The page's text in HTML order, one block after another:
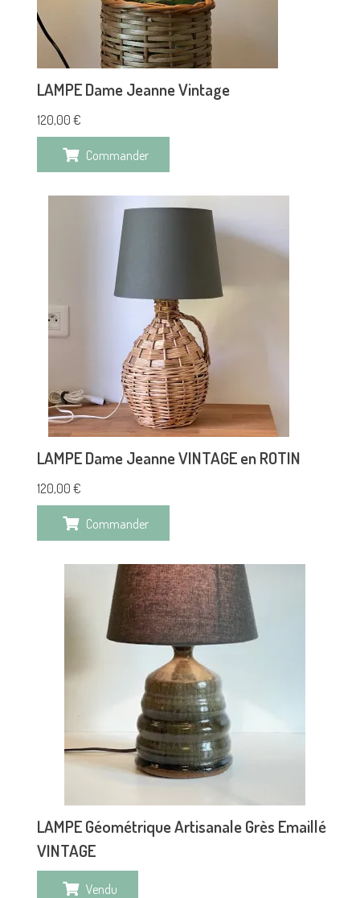
LAMPE Dame Jeanne Vintage
120,00 €
Commander
LAMPE Dame Jeanne VINTAGE en ROTIN
120,00 €
Commander
LAMPE Géométrique Artisanale Grès Emaillé
VINTAGE
Vendu